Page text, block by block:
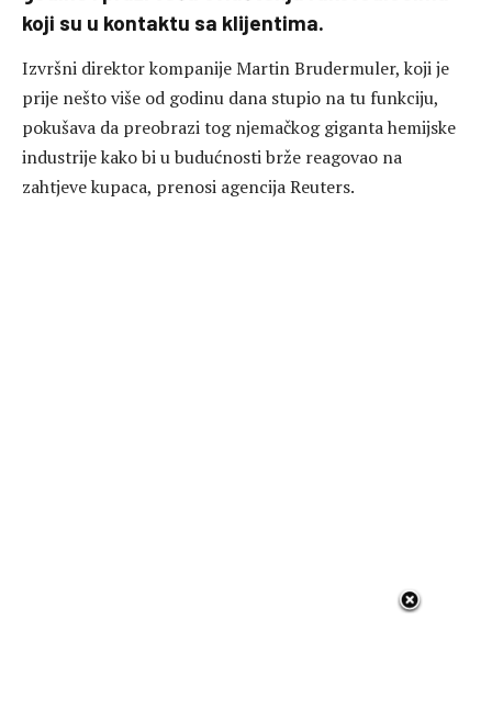
koji su u kontaktu sa klijentima.
Izvršni direktor kompanije Martin Brudermuler, koji je
prije nešto više od godinu dana stupio na tu funkciju,
pokušava da preobrazi tog njemačkog giganta hemijske
industrije kako bi u budućnosti brže reagovao na
zahtjeve kupaca, prenosi agencija Reuters.